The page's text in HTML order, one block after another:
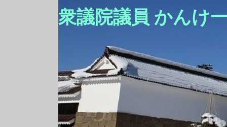
衆議院議員 かんけ